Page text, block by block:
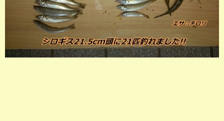
スタッフ釣行記
釣果投稿フォーム
お問い合わせ